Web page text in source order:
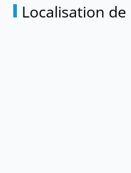
Localisation de